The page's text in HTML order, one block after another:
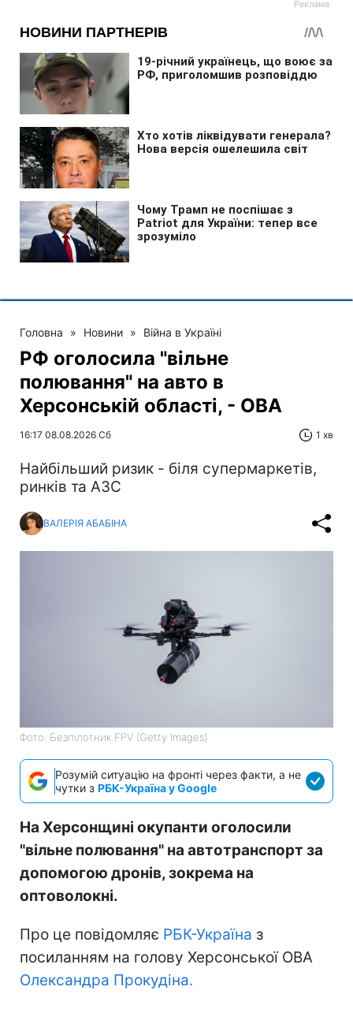
Головна » Новини » Війна в Україні
РФ оголосила "вільне
полювання" на авто в
Херсонській області, - ОВА
16:17 08.08.2026 Сб 1 хв
Найбільший ризик - біля супермаркетів,
ринків та АЗС
ВАЛЕРІЯ АБАБІНА
Фото: Безпілотник FPV (Getty Images)
Розумій ситуацію на фронті через факти, а не
чутки з РБК-Україна у Google
На Херсонщині окупанти оголосили
"вільне полювання" на автотранспорт за
допомогою дронів, зокрема на
оптоволокні.
Про це повідомляє РБК-Україна з
посиланням на голову Херсонської ОВА
Олександра Прокудіна.